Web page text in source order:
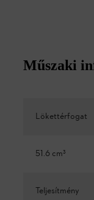
Műszaki
Lökettérfogat
51.6 cm³
Teljesítmény